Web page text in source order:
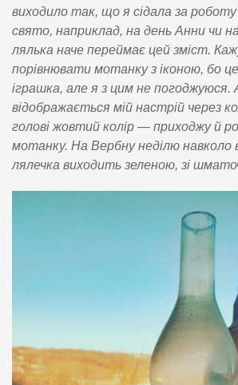
виходило так, що я сідала за роботу
свято, наприклад, на день Анни чи
лялька наче переймає цей зміст.
порівнювати мотанку з іконою, бо
іграшка, але я з цим не погоджуюся.
відображається мій настрій через
голові жовтий колір — приходжу й
мотанку. На Вербну неділю навколо
лялечка виходить зеленою, зі